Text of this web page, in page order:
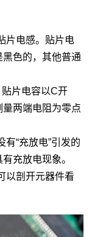
电感。贴片电
色的，其他普通
片电容以C开
两端电阻为零点
“充放电”引发的
充放电现象。
剖开元器件看